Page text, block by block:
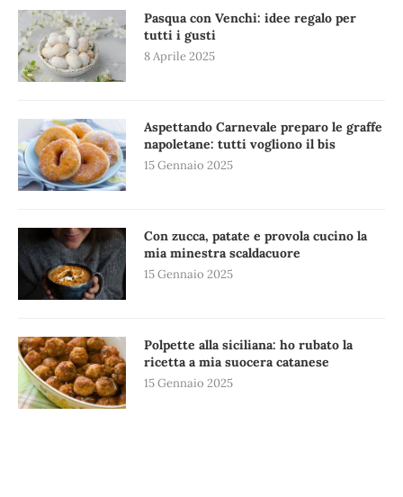
Pasqua con Venchi: idee regalo per
tutti i gusti
8 Aprile 2025
Aspettando Carnevale preparo le graffe
napoletane: tutti vogliono il bis
15 Gennaio 2025
Con zucca, patate e provola cucino la
mia minestra scaldacuore
15 Gennaio 2025
Polpette alla siciliana: ho rubato la
ricetta a mia suocera catanese
15 Gennaio 2025